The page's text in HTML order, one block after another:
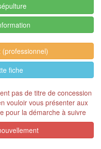
fiche
pas de titre de concession
vouloir vous présenter aux
pour la démarche à suivre